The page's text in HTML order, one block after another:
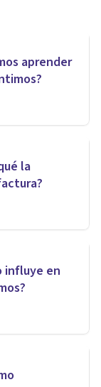
aprender
la
influye en